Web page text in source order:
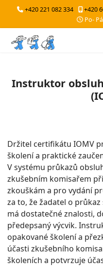
+420 221 082 334 +420
Po-
Instruktor
Držitel certifikátu IOMV
školení a praktické
V systému průkazů
zkušebním komisařem
zkouškám a pro vydání
za to, že žadatel o
má dostatečné znalosti,
předepsaný výcvik.
opakované školení a
účasti zkušebního
školeních a potvrzuje